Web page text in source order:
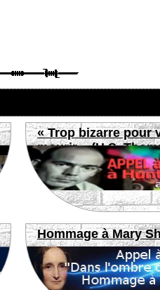
« Trop bizarre pour
mourir » (H.S.
Hommage à Mary